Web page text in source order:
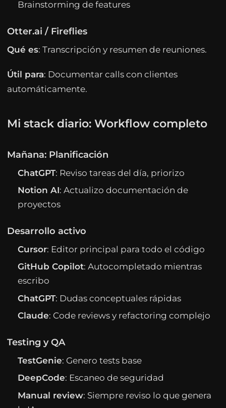
Brainstorming de features
Otter.ai / Fireflies
Qué es: Transcripción y resumen de reuniones.
Útil para: Documentar calls con clientes
automáticamente.
Mi stack diario: Workflow completo
Mañana: Planificación
ChatGPT: Reviso tareas del día, priorizo
Notion AI: Actualizo documentación de
proyectos
Desarrollo activo
Cursor: Editor principal para todo el código
GitHub Copilot: Autocompletado mientras
escribo
ChatGPT: Dudas conceptuales rápidas
Claude: Code reviews y refactoring complejo
Testing y QA
TestGenie: Genero tests base
DeepCode: Escaneo de seguridad
Manual review: Siempre reviso lo que genera